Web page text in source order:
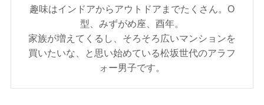
趣味はインドアからアウトドアまでたくさん。O
型、みずがめ座、酉年。
家族が増えてくるし、そろそろ広いマンションを
買いたいな、と思い始めている松坂世代のアラフ
ォー男子です。